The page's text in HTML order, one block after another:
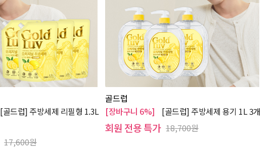
[골드럽] 주방세제 리필형 1.3L
17,600원
골드럽
[장바구니 6%]
[골드럽] 주방세제 용기 1L 3개
회원 전용 특가 18,700원